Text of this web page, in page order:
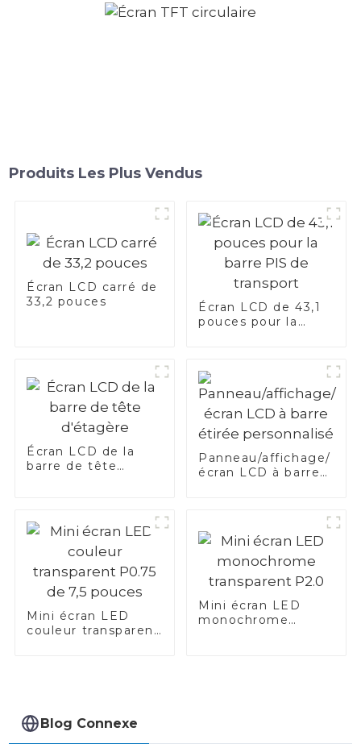
Produits Les Plus Vendus
Écran LCD carré de
33,2 pouces
Écran LCD de 43,1
pouces pour la
Écran LCD de la
barre de tête
Panneau/affichage/
écran LCD à barre
Mini écran LED
couleur transparent
Mini écran LED
monochrome
Blog Connexe